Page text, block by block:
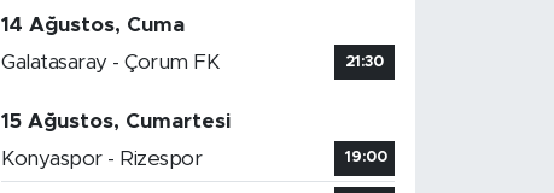
14 Ağustos, Cuma
Galatasaray - Çorum FK
21:30
15 Ağustos, Cumartesi
Konyaspor - Rizespor
19:00